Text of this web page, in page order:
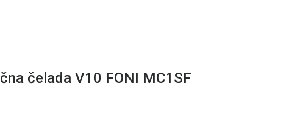
čelada V10 FONI MC1SF